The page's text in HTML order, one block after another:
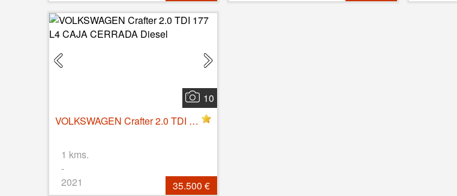
10
VOLKSWAGEN Crafter 2.0 TDI 177 L4 CAJA CERRADA Diesel
1 kms.
-
2021
35.500 €